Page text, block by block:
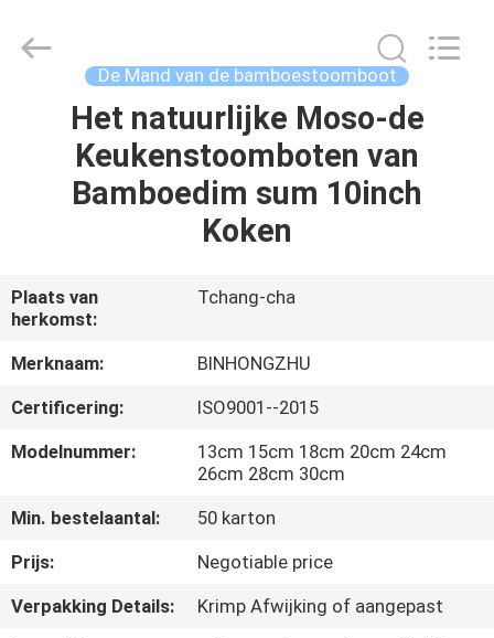
PRODUCTEN
ONS
FABRIEKSREIS
KWALITEITSCONTROLE
CONTACTEER
ONS
NIEUWS
Export
De Mand van de bamboestoomboot
Het natuurlijke Moso-de
Keukenstoomboten van
Bamboedim sum 10inch
Koken
Plaats van
herkomst:
Tchang-cha
Merknaam:
BINHONGZHU
Certificering:
ISO9001--2015
Modelnummer:
13cm 15cm 18cm 20cm 24cm
26cm 28cm 30cm
Min. bestelaantal:
50 karton
Prijs:
Negotiable price
Verpakking Details:
Krimp Afwijking of aangepast